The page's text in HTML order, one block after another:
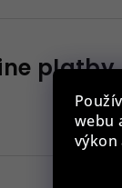
webu
výkon
platby